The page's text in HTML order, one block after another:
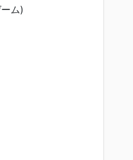
ム)